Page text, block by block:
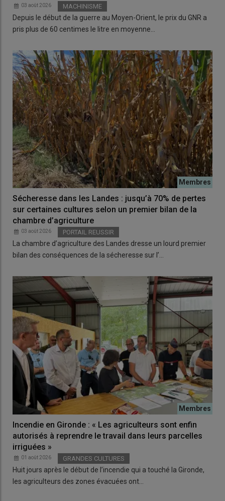
03 août 2026 MACHINISME
Depuis le début de la guerre au Moyen-Orient, le prix du GNR a
pris plus de 60 centimes le litre en moyenne…
Sécheresse dans les Landes : jusqu’à 70% de pertes
sur certaines cultures selon un premier bilan de la
chambre d’agriculture
03 août 2026 PORTAIL REUSSIR
La chambre d’agriculture des Landes dresse un lourd premier
bilan des conséquences de la sécheresse sur l’…
Incendie en Gironde : « Les agriculteurs sont enfin
autorisés à reprendre le travail dans leurs parcelles
irriguées »
01 août 2026 GRANDES CULTURES
Huit jours après le début de l’incendie qui a touché la Gironde,
les agriculteurs des zones évacuées ont…